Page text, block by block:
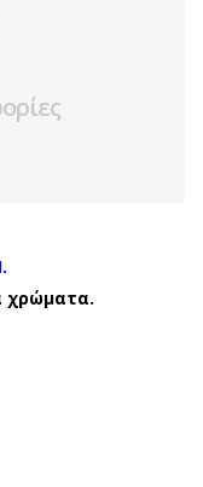
χρώματα.